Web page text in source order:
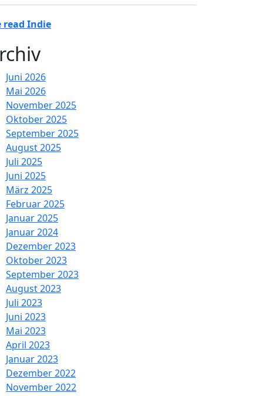
read Indie
Juni 2026
Mai 2026
November 2025
Oktober 2025
September 2025
August 2025
Juli 2025
Juni 2025
März 2025
Februar 2025
Januar 2025
Januar 2024
Dezember 2023
Oktober 2023
September 2023
August 2023
Juli 2023
Juni 2023
Mai 2023
April 2023
Januar 2023
Dezember 2022
November 2022